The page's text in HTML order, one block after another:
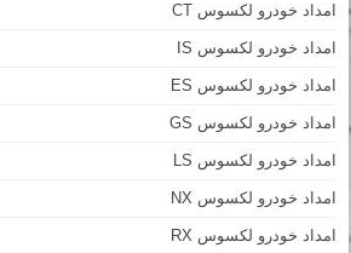
امداد خودرو لکسوس CT
امداد خودرو لکسوس IS
امداد خودرو لکسوس ES
امداد خودرو لکسوس GS
امداد خودرو لکسوس LS
امداد خودرو لکسوس NX
امداد خودرو لکسوس RX